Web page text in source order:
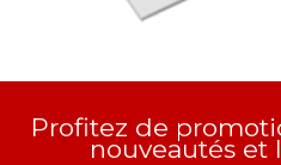
Profitez de
nouveautés et